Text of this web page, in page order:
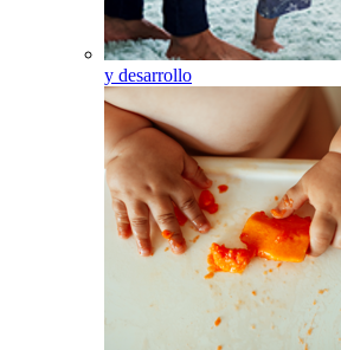
y desarrollo